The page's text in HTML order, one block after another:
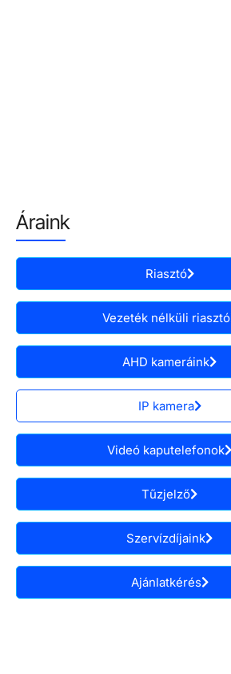
Áraink
Riasztó
Vezeték nélküli riasztó
AHD kameráink
IP kamera
Videó kaputelefonok
Tűzjelző
Szervízdíjaink
Ajánlatkérés